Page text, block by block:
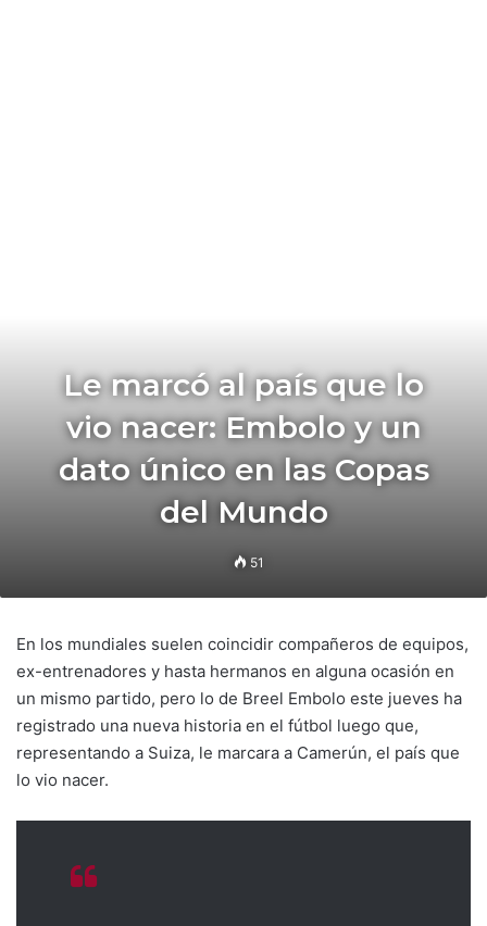
Le marcó al país que lo
vio nacer: Embolo y un
dato único en las Copas
del Mundo
51
En los mundiales suelen coincidir compañeros de equipos,
ex-entrenadores y hasta hermanos en alguna ocasión en
un mismo partido, pero lo de Breel Embolo este jueves ha
registrado una nueva historia en el fútbol luego que,
representando a Suiza, le marcara a Camerún, el país que
lo vio nacer.